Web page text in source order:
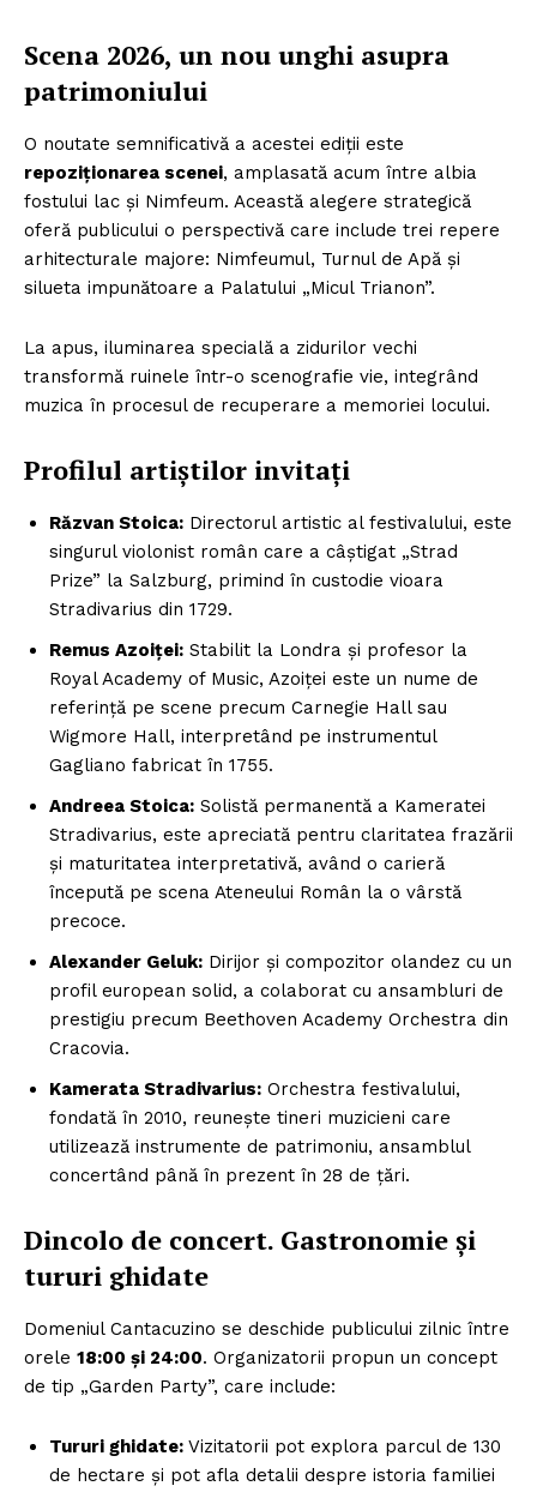
Scena 2026, un nou unghi asupra
patrimoniului
O noutate semnificativă a acestei ediții este
repoziționarea scenei, amplasată acum între albia
fostului lac și Nimfeum. Această alegere strategică
oferă publicului o perspectivă care include trei repere
arhitecturale majore: Nimfeumul, Turnul de Apă și
silueta impunătoare a Palatului „Micul Trianon”.
La apus, iluminarea specială a zidurilor vechi
transformă ruinele într-o scenografie vie, integrând
muzica în procesul de recuperare a memoriei locului.
Profilul artiștilor invitați
Răzvan Stoica: Directorul artistic al festivalului, este
singurul violonist român care a câștigat „Strad
Prize” la Salzburg, primind în custodie vioara
Stradivarius din 1729.
Remus Azoiței: Stabilit la Londra și profesor la
Royal Academy of Music, Azoiței este un nume de
referință pe scene precum Carnegie Hall sau
Wigmore Hall, interpretând pe instrumentul
Gagliano fabricat în 1755.
Andreea Stoica: Solistă permanentă a Kameratei
Stradivarius, este apreciată pentru claritatea frazării
și maturitatea interpretativă, având o carieră
începută pe scena Ateneului Român la o vârstă
precoce.
Alexander Geluk: Dirijor și compozitor olandez cu un
profil european solid, a colaborat cu ansambluri de
prestigiu precum Beethoven Academy Orchestra din
Cracovia.
Kamerata Stradivarius: Orchestra festivalului,
fondată în 2010, reunește tineri muzicieni care
utilizează instrumente de patrimoniu, ansamblul
concertând până în prezent în 28 de țări.
Dincolo de concert. Gastronomie și
tururi ghidate
Domeniul Cantacuzino se deschide publicului zilnic între
orele 18:00 și 24:00. Organizatorii propun un concept
de tip „Garden Party”, care include:
Tururi ghidate: Vizitatorii pot explora parcul de 130
de hectare și pot afla detalii despre istoria familiei